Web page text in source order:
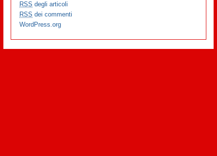
RSS degli articoli
RSS dei commenti
WordPress.org